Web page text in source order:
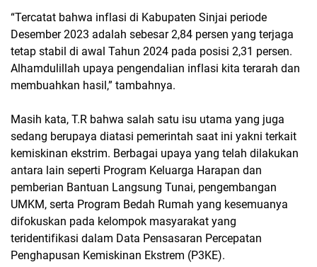
“Tercatat bahwa inflasi di Kabupaten Sinjai periode
Desember 2023 adalah sebesar 2,84 persen yang terjaga
tetap stabil di awal Tahun 2024 pada posisi 2,31 persen.
Alhamdulillah upaya pengendalian inflasi kita terarah dan
membuahkan hasil,” tambahnya.
Masih kata, T.R bahwa salah satu isu utama yang juga
sedang berupaya diatasi pemerintah saat ini yakni terkait
kemiskinan ekstrim. Berbagai upaya yang telah dilakukan
antara lain seperti Program Keluarga Harapan dan
pemberian Bantuan Langsung Tunai, pengembangan
UMKM, serta Program Bedah Rumah yang kesemuanya
difokuskan pada kelompok masyarakat yang
teridentifikasi dalam Data Pensasaran Percepatan
Penghapusan Kemiskinan Ekstrem (P3KE).